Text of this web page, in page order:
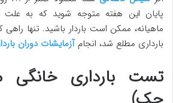
پایان این هفته متوجه شوید که به
ماهیانه، ممکن است باردار باشید. تنها راهی
بارداری مطلع شد، انجام آزمایشات دوران
تست بارداری خانگی